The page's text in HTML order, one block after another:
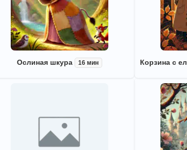
Ослиная шкура 16 мин Корзина с